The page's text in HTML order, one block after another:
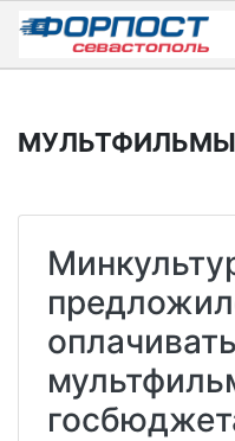
Skip
content
МУЛЬТФИЛЬМЫ